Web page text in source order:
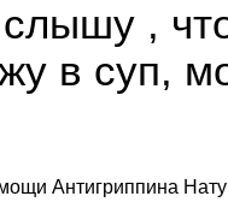
,
в суп,
Антигриппина